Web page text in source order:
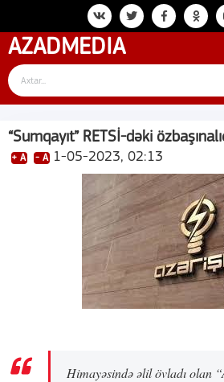
AZADMEDIA
“Sumqayıt” RETSİ-dəki
+ A - A 1-05-2023, 02:13
Himayəsində əlil övladı olan